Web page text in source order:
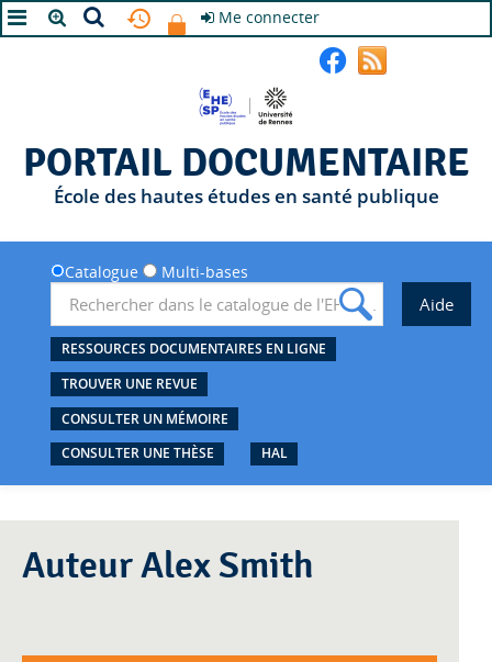
Me connecter
PORTAIL DOCUMENTAIRE
École des hautes études en santé publique
Catalogue Multi-bases
RESSOURCES DOCUMENTAIRES EN LIGNE
TROUVER UNE REVUE
CONSULTER UN MÉMOIRE
CONSULTER UNE THÈSE
HAL
Auteur Alex Smith